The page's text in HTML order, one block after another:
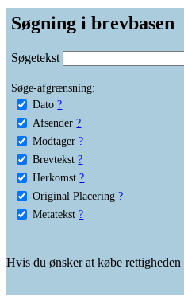
Søgning i brevbasen
Søgetekst
Søge-afgrænsning:
Dato ?
Afsender ?
Modtager ?
Brevtekst ?
Herkomst ?
Original Placering ?
Metatekst ?
Hvis du ønsker at købe